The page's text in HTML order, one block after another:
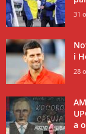
31
i
28
a